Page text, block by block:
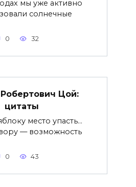
мы уже активно
солнечные
0 32
Цой:
цитаты
место упасть…
— возможность
0 43